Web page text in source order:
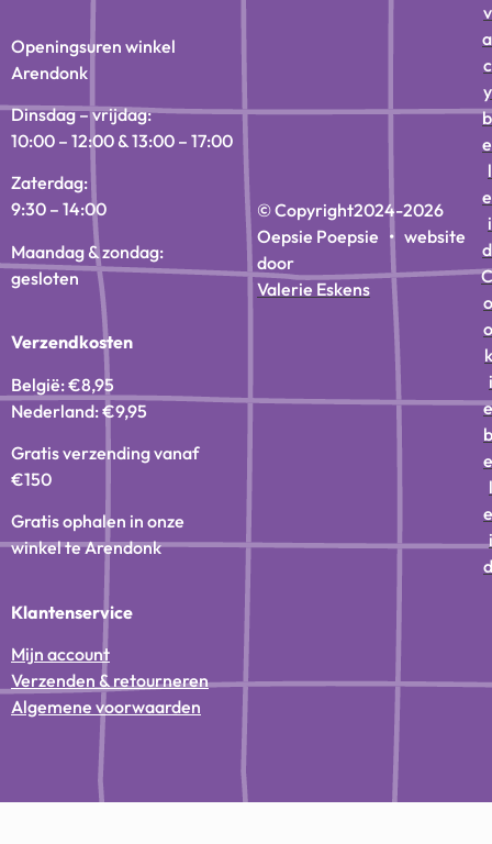
Openingsuren winkel
Arendonk
Dinsdag – vrijdag:
10:00 – 12:00 & 13:00 – 17:00
Zaterdag:
9:30 – 14:00
Maandag & zondag:
gesloten
Verzendkosten
België: €8,95
Nederland: €9,95
Gratis verzending vanaf
€150
Gratis ophalen in onze
winkel te Arendonk
Klantenservice
Mijn account
Verzenden & retourneren
Algemene voorwaarden
© Copyright2024-2026
Oepsie Poepsie • website
door
Valerie Eskens
v
a
c
y
b
e
l
e
i
d
C
o
o
k
i
e
b
e
l
e
i
d